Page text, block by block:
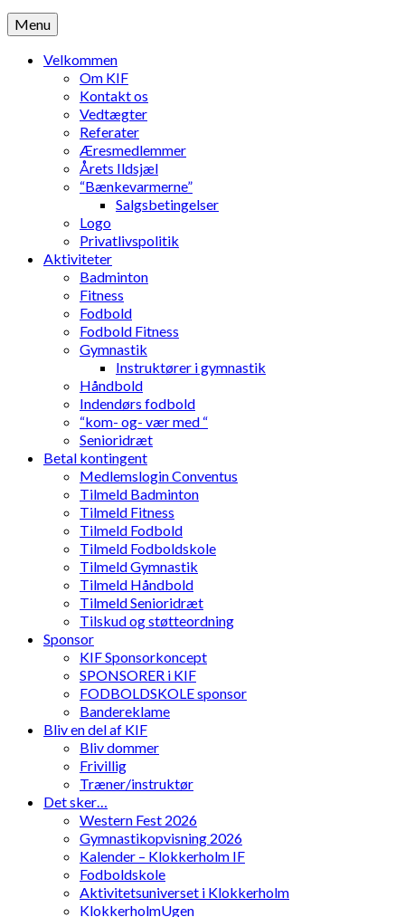
Menu
Velkommen
Om KIF
Kontakt os
Vedtægter
Referater
Æresmedlemmer
Årets Ildsjæl
“Bænkevarmerne”
Salgsbetingelser
Logo
Privatlivspolitik
Aktiviteter
Badminton
Fitness
Fodbold
Fodbold Fitness
Gymnastik
Instruktører i gymnastik
Håndbold
Indendørs fodbold
“kom- og- vær med “
Senioridræt
Betal kontingent
Medlemslogin Conventus
Tilmeld Badminton
Tilmeld Fitness
Tilmeld Fodbold
Tilmeld Fodboldskole
Tilmeld Gymnastik
Tilmeld Håndbold
Tilmeld Senioridræt
Tilskud og støtteordning
Sponsor
KIF Sponsorkoncept
SPONSORER i KIF
FODBOLDSKOLE sponsor
Bandereklame
Bliv en del af KIF
Bliv dommer
Frivillig
Træner/instruktør
Det sker…
Western Fest 2026
Gymnastikopvisning 2026
Kalender – Klokkerholm IF
Fodboldskole
Aktivitetsuniverset i Klokkerholm
KlokkerholmUgen